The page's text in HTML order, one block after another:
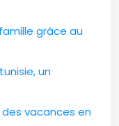
grâce au
un
vacances en